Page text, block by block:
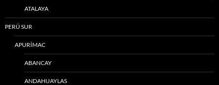
ATALAYA
PERÚ SUR
APURÍMAC
ABANCAY
ANDAHUAYLAS